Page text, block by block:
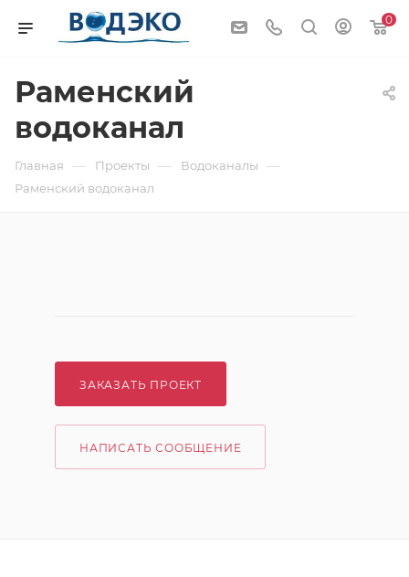
0
Раменский
водоканал
Главная — Проекты — Водоканалы —
Раменский водоканал
ЗАКАЗАТЬ ПРОЕКТ
НАПИСАТЬ СООБЩЕНИЕ